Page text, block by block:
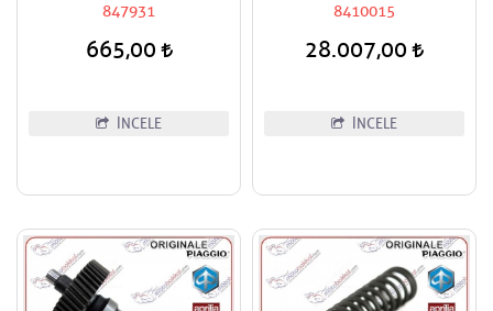
Contası
847931
665,00
İNCELE
Piaggio MP3 - X7 -X8 - X Evo
250 - X7 300 - Vespa GTS -
GTV 250 - GTS - GTV 300
8410015
28.007,00
İNCELE